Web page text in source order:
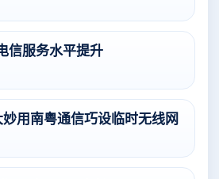
信服务水平提升
用南粤通信巧设临时无线网